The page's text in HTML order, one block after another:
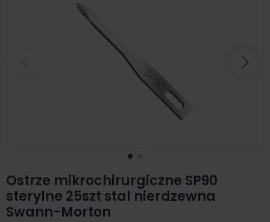
Ostrze mikrochirurgiczne SP90
sterylne 25szt stal nierdzewna
Swann-Morton